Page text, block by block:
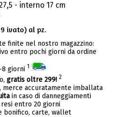
- interno 17 cm
ivato) al pz.
finite nel nostro magazzino:
entro pochi giorni da ordine
8 giorni 1
gratis oltre 299! 2
merce accuratamente imballata
in caso di danneggiamenti
resi entro 20 giorni
bonifico, carte, wallet